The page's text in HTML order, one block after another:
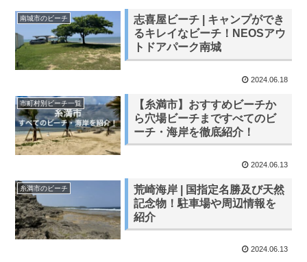
南城市のビーチ
志喜屋ビーチ | キャンプができ
るキレイなビーチ！NEOSアウ
トドアパーク南城
2024.06.18
市町村別ビーチ一覧
【糸満市】おすすめビーチか
ら穴場ビーチまですべてのビ
ーチ・海岸を徹底紹介！
2024.06.13
糸満市のビーチ
荒崎海岸 | 国指定名勝及び天然
記念物！駐車場や周辺情報を
紹介
2024.06.13